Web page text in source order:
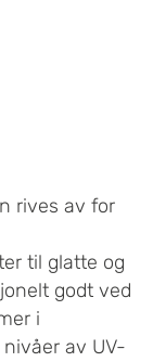
rives av for
til glatte og
godt ved
i
av UV-